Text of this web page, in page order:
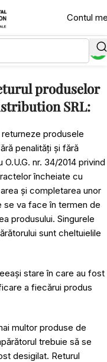
Contul
produselor
SRL:
produsele
penalități și fără
nr. 34/2014 privind
încheiate cu
și completarea unor
se va face în termen de
produsului. Singurele
sunt cheltuielile
stare în care au fost
a fiecărui produs
multor produse de
trebuie să se
desigilat. Returul